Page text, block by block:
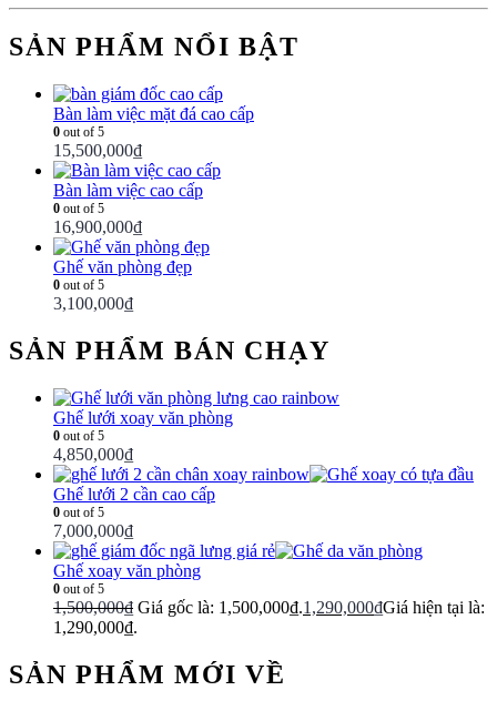
SẢN PHẨM NỔI BẬT
Bàn làm việc mặt đá cao cấp
0 out of 5
15,500,000₫
Bàn làm việc cao cấp
0 out of 5
16,900,000₫
Ghế văn phòng đẹp
0 out of 5
3,100,000₫
SẢN PHẨM BÁN CHẠY
Ghế lưới xoay văn phòng
0 out of 5
4,850,000₫
Ghế lưới 2 cần cao cấp
0 out of 5
7,000,000₫
Ghế xoay văn phòng
0 out of 5
1,500,000₫ Giá gốc là: 1,500,000₫.1,290,000₫Giá hiện tại là:
1,290,000₫.
SẢN PHẨM MỚI VỀ